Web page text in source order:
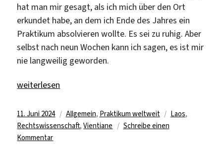
hat man mir gesagt, als ich mich über den Ort
erkundet habe, an dem ich Ende des Jahres ein
Praktikum absolvieren wollte. Es sei zu ruhig. Aber
selbst nach neun Wochen kann ich sagen, es ist mir
nie langweilig geworden.
„Arbeiten an der Deutschen Botschaft in Vientiane,
weiterlesen
Veröffentlicht
am
11. Juni 2024 Kategorien
Allgemein, Praktikum weltweit Schlagwörter
Laos,
Rechtswissenschaft,Vientiane
Schreibe einen
Kommentarzu